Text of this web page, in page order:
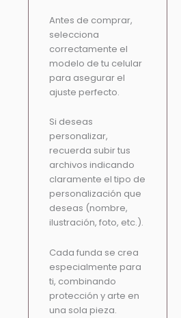
Antes de comprar,
selecciona
correctamente el
modelo de tu celular
para asegurar el
ajuste perfecto.
Si deseas
personalizar,
recuerda subir tus
archivos indicando
claramente el tipo de
personalización que
deseas (nombre,
ilustración, foto, etc.).
Cada funda se crea
especialmente para
ti, combinando
protección y arte en
una sola pieza.